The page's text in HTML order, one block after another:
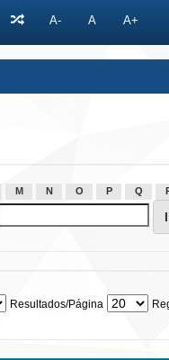
A- A A+
M N O P Q
Resultados/Página